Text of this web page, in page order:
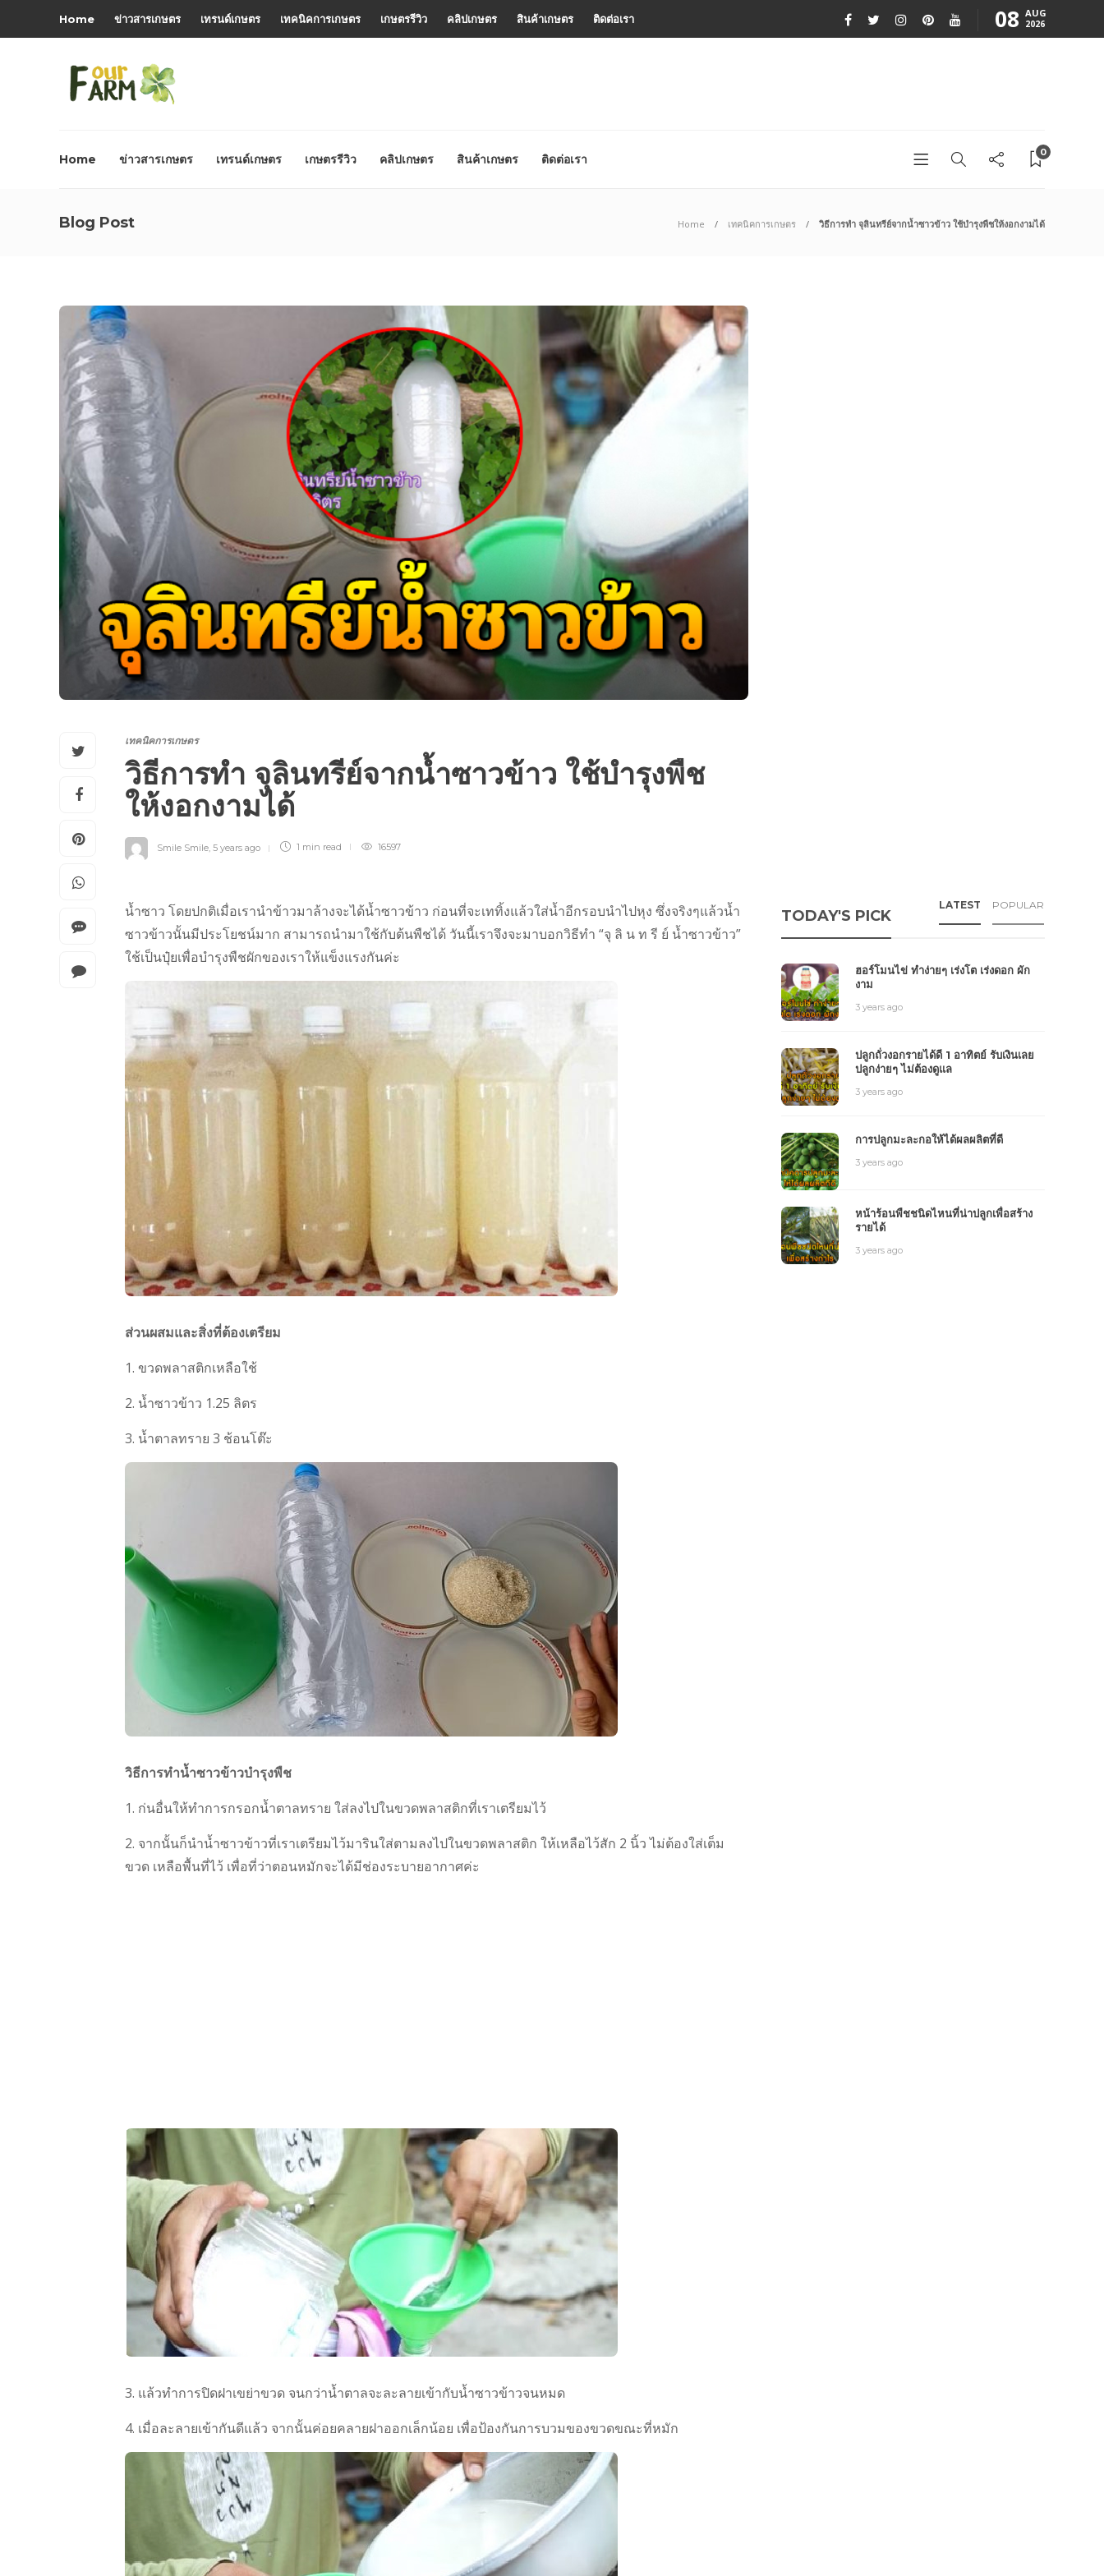
Home ข่าวสารเกษตร เทรนด์เกษตร เทคนิคการเกษตร เกษตรรีวิว คลิปเกษตร สินค้าเกษตร ติดต่อเรา 08 AUG
2026
Home ข่าวสารเกษตร เทรนด์เกษตร เกษตรรีวิว คลิปเกษตร สินค้าเกษตร ติดต่อเรา 0
Blog Post Home เทคนิคการเกษตร วิธีการทำ จุลินทรีย์จากน้ำซาวข้าว ใช้บำรุงพืชให้งอกงามได้
เทคนิคการเกษตร
วิธีการทำ จุลินทรีย์จากน้ำซาวข้าว ใช้บำรุงพืช
ให้งอกงามได้
Smile Smile 5 years ago 1 min read 16597
น้ำซาว โดยปกติเมื่อเรานำข้าวมาล้างจะได้น้ำซาวข้าว ก่อนที่จะเททิ้งแล้วใส่น้ำอีกรอบนำไปหุง ซึ่งจริงๆแล้วน้ำ
ซาวข้าวนั้นมีประโยชน์มาก สามารถนำมาใช้กับต้นพืชได้ วันนี้เราจึงจะมาบอกวิธีทำ “จุ ลิ น ท รี ย์ น้ำซาวข้าว”
ใช้เป็นปุ๋ยเพื่อบำรุงพืชผักของเราให้แข็งแรงกันค่ะ
ส่วนผสมและสิ่งที่ต้องเตรียม
1. ขวดพลาสติกเหลือใช้
2. น้ำซาวข้าว 1.25 ลิตร
3. น้ำตาลทราย 3 ช้อนโต๊ะ
วิธีการทำน้ำซาวข้าวบำรุงพืช
1. ก่นอื่นให้ทำการกรอกน้ำตาลทราย ใส่ลงไปในขวดพลาสติกที่เราเตรียมไว้
2. จากนั้นก็นำน้ำซาวข้าวที่เราเตรียมไว้มารินใส่ตามลงไปในขวดพลาสติก ให้เหลือไว้สัก 2 นิ้ว ไม่ต้องใส่เต็ม
ขวด เหลือพื้นที่ไว้ เพื่อที่ว่าตอนหมักจะได้มีช่องระบายอากาศค่ะ
3. แล้วทำการปิดฝาเขย่าขวด จนกว่าน้ำตาลจะละลายเข้ากับน้ำซาวข้าวจนหมด
4. เมื่อละลายเข้ากันดีแล้ว จากนั้นค่อยคลายฝาออกเล็กน้อย เพื่อป้องกันการบวมของขวดขณะที่หมัก
TODAY'S PICK
LATEST POPULAR
ฮอร์โมนไข่ ทำง่ายๆ เร่งโต เร่งดอก ผัก
งาม
3 years ago
ปลูกถั่วงอกรายได้ดี 1 อาทิตย์ รับเงินเลย
ปลูกง่ายๆ ไม่ต้องดูแล
3 years ago
การปลูกมะละกอให้ได้ผลผลิตที่ดี
3 years ago
หน้าร้อนพืชชนิดไหนที่น่าปลูกเพื่อสร้าง
รายได้
3 years ago